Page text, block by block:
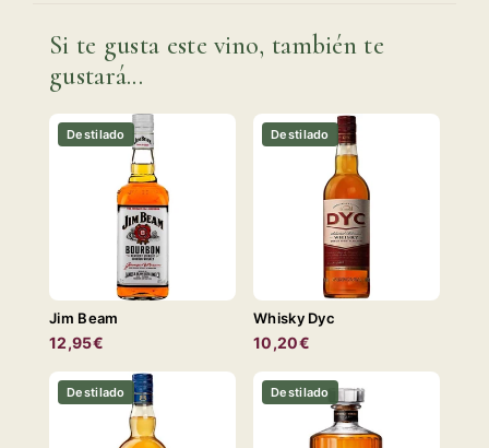
Si te gusta este vino, también te
gustará...
Destilado
Jim Beam
12,95€
Destilado
Whisky Dyc
10,20€
Destilado Destilado